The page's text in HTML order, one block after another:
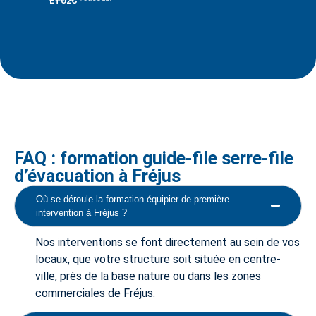
FAQ : formation guide-file serre-file
d’évacuation à Fréjus
Où se déroule la formation équipier de première
intervention à Fréjus ?
Nos interventions se font directement au sein de vos
locaux, que votre structure soit située en centre-
ville, près de la base nature ou dans les zones
commerciales de Fréjus.